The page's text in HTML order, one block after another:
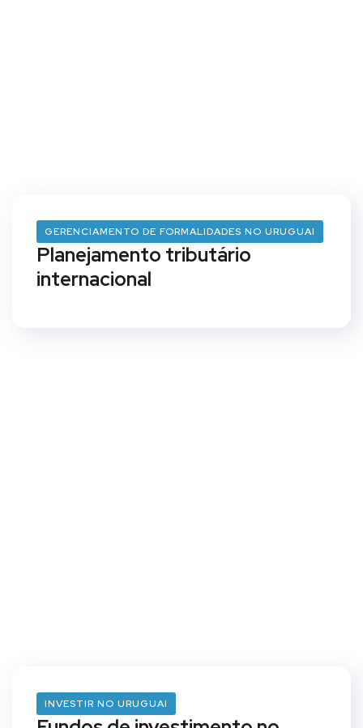
GERENCIAMENTO DE FORMALIDADES NO URUGUAI
Planejamento tributário
internacional
INVESTIR NO URUGUAI